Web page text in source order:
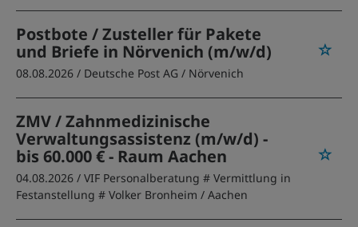
Postbote / Zusteller für Pakete
und Briefe in Nörvenich (m/w/d)
08.08.2026 / Deutsche Post AG / Nörvenich
ZMV / Zahnmedizinische
Verwaltungsassistenz (m/w/d) -
bis 60.000 € - Raum Aachen
04.08.2026 / VIF Personalberatung # Vermittlung in
Festanstellung # Volker Bronheim / Aachen